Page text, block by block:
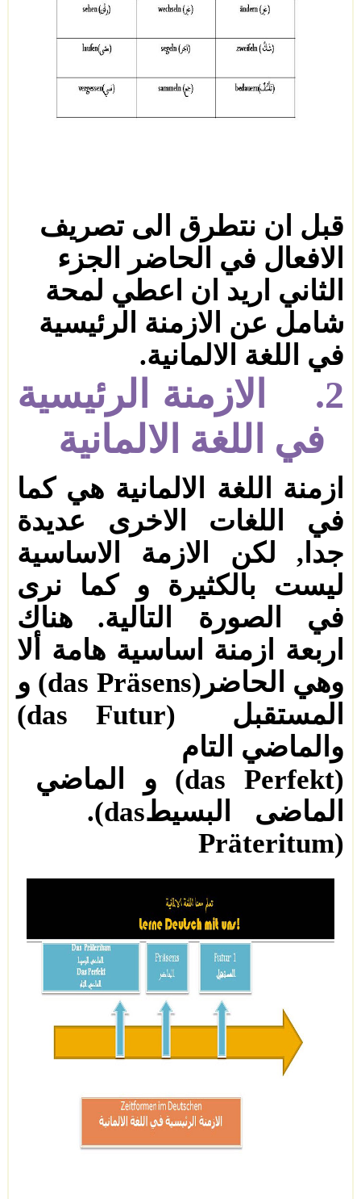
قبل ان نتطرق الى تصريف
الافعال في الحاضر الجزء
الثاني اريد ان اعطي لمحة
شامل عن الازمنة الرئيسية
في اللغة الالمانية.
2.
الازمنة الرئيسية
في اللغة الالمانية
ازمنة اللغة الالمانية هي كما
في اللغات الاخرى عديدة
جدا , لكن الازمة الاساسية
ليست بالكثيرة و كما نرى
في الصورة التالية. هناك
اربعة ازمنة اساسية هامة ألا
وهي الحاضر (das Präsens) و
المستقبل
(das Futur)
والماضي
التام
(das Perfekt)
و
الماضي
الماضى البسيط.(das
Präteritum)